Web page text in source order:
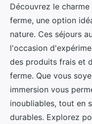
Découvrez le
ferme, une option
nature. Ces séjours
l'occasion
des produits frais et
ferme. Que vous
immersion vous
inoubliables, tout en
durables. Explorez